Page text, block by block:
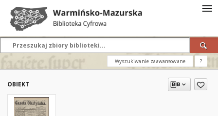
Wyszukiwanie zaawansowane ?
OBIEKT